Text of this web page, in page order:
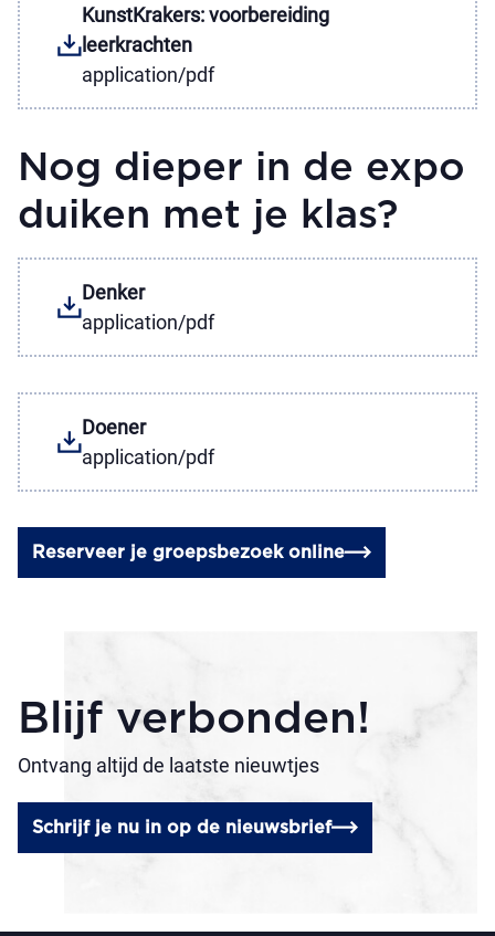
KunstKrakers: voorbereiding
leerkrachten
application/pdf
Nog dieper in de expo
duiken met je klas?
Denker
application/pdf
Doener
application/pdf
Reserveer je groepsbezoek online
Blijf verbonden!
Ontvang altijd de laatste nieuwtjes
Schrijf je nu in op de nieuwsbrief